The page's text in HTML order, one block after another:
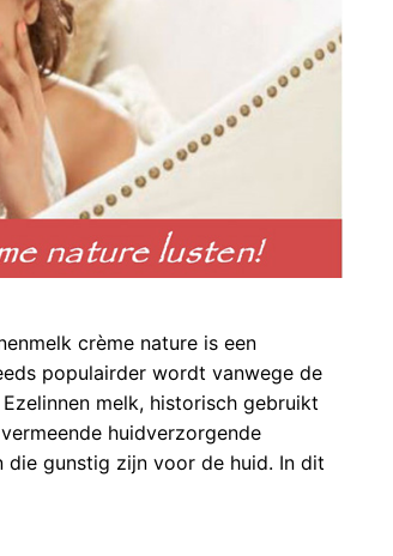
crème nature is een
populairder wordt vanwege de
melk, historisch gebruikt
huidverzorgende
gunstig zijn voor de huid. In dit